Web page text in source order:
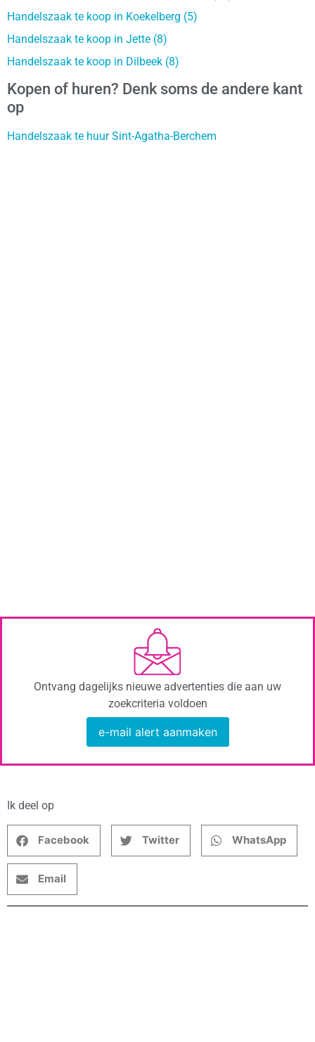
Handelszaak te koop in Koekelberg (5)
Handelszaak te koop in Jette (8)
Handelszaak te koop in Dilbeek (8)
Kopen of huren? Denk soms de andere kant
op
Handelszaak te huur Sint-Agatha-Berchem
Ontvang dagelijks nieuwe advertenties die aan uw
zoekcriteria voldoen
e-mail alert aanmaken
Ik deel op
Facebook Twitter WhatsApp
Email